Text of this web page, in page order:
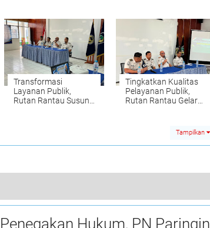
Intan Siapkan Warga
Binaan Lebih Mandiri
Pembinaan
Transformasi
Layanan Publik,
Rutan Rantau Susun
Tingkatkan Kualitas
Pelayanan Publik,
Rutan Rantau Gelar
Tampilkan
Penuh Damai dan Suka Cita, Perayaan Natal Bersama Lapas Samarinda Pimpinan Hudi Ismono
Hukum, PN Paringin